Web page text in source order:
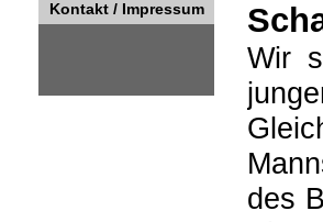
Kontakt / Impressum
Wir
des